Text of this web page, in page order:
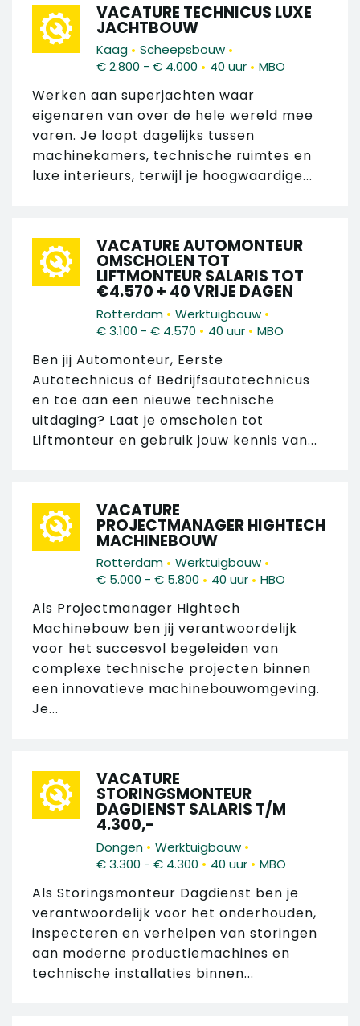
VACATURE TECHNICUS LUXE
JACHTBOUW
Kaag • Scheepsbouw •
€ 2.800 - € 4.000 • 40 uur • MBO
Werken aan superjachten waar
eigenaren van over de hele wereld mee
varen. Je loopt dagelijks tussen
machinekamers, technische ruimtes en
luxe interieurs, terwijl je hoogwaardige...
VACATURE AUTOMONTEUR
OMSCHOLEN TOT
LIFTMONTEUR SALARIS TOT
€4.570 + 40 VRIJE DAGEN
Rotterdam • Werktuigbouw •
€ 3.100 - € 4.570 • 40 uur • MBO
Ben jij Automonteur, Eerste
Autotechnicus of Bedrijfsautotechnicus
en toe aan een nieuwe technische
uitdaging? Laat je omscholen tot
Liftmonteur en gebruik jouw kennis van...
VACATURE
PROJECTMANAGER HIGHTECH
MACHINEBOUW
Rotterdam • Werktuigbouw •
€ 5.000 - € 5.800 • 40 uur • HBO
Als Projectmanager Hightech
Machinebouw ben jij verantwoordelijk
voor het succesvol begeleiden van
complexe technische projecten binnen
een innovatieve machinebouwomgeving.
Je...
VACATURE
STORINGSMONTEUR
DAGDIENST SALARIS T/M
4.300,-
Dongen • Werktuigbouw •
€ 3.300 - € 4.300 • 40 uur • MBO
Als Storingsmonteur Dagdienst ben je
verantwoordelijk voor het onderhouden,
inspecteren en verhelpen van storingen
aan moderne productiemachines en
technische installaties binnen...